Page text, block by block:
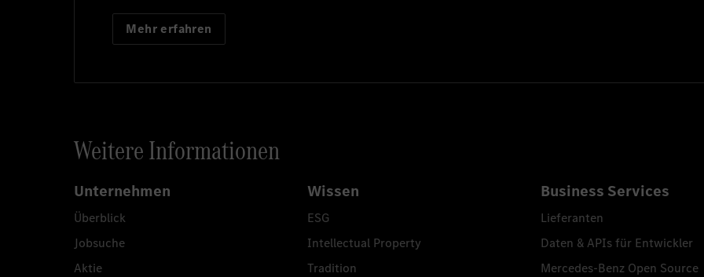
Mehr erfahren
Weitere Informationen
Unternehmen
Überblick
Jobsuche
Aktie
Wissen
ESG
Intellectual Property
Tradition
Business Services
Lieferanten
Daten & APIs für Entwickler
Mercedes-Benz Open Source